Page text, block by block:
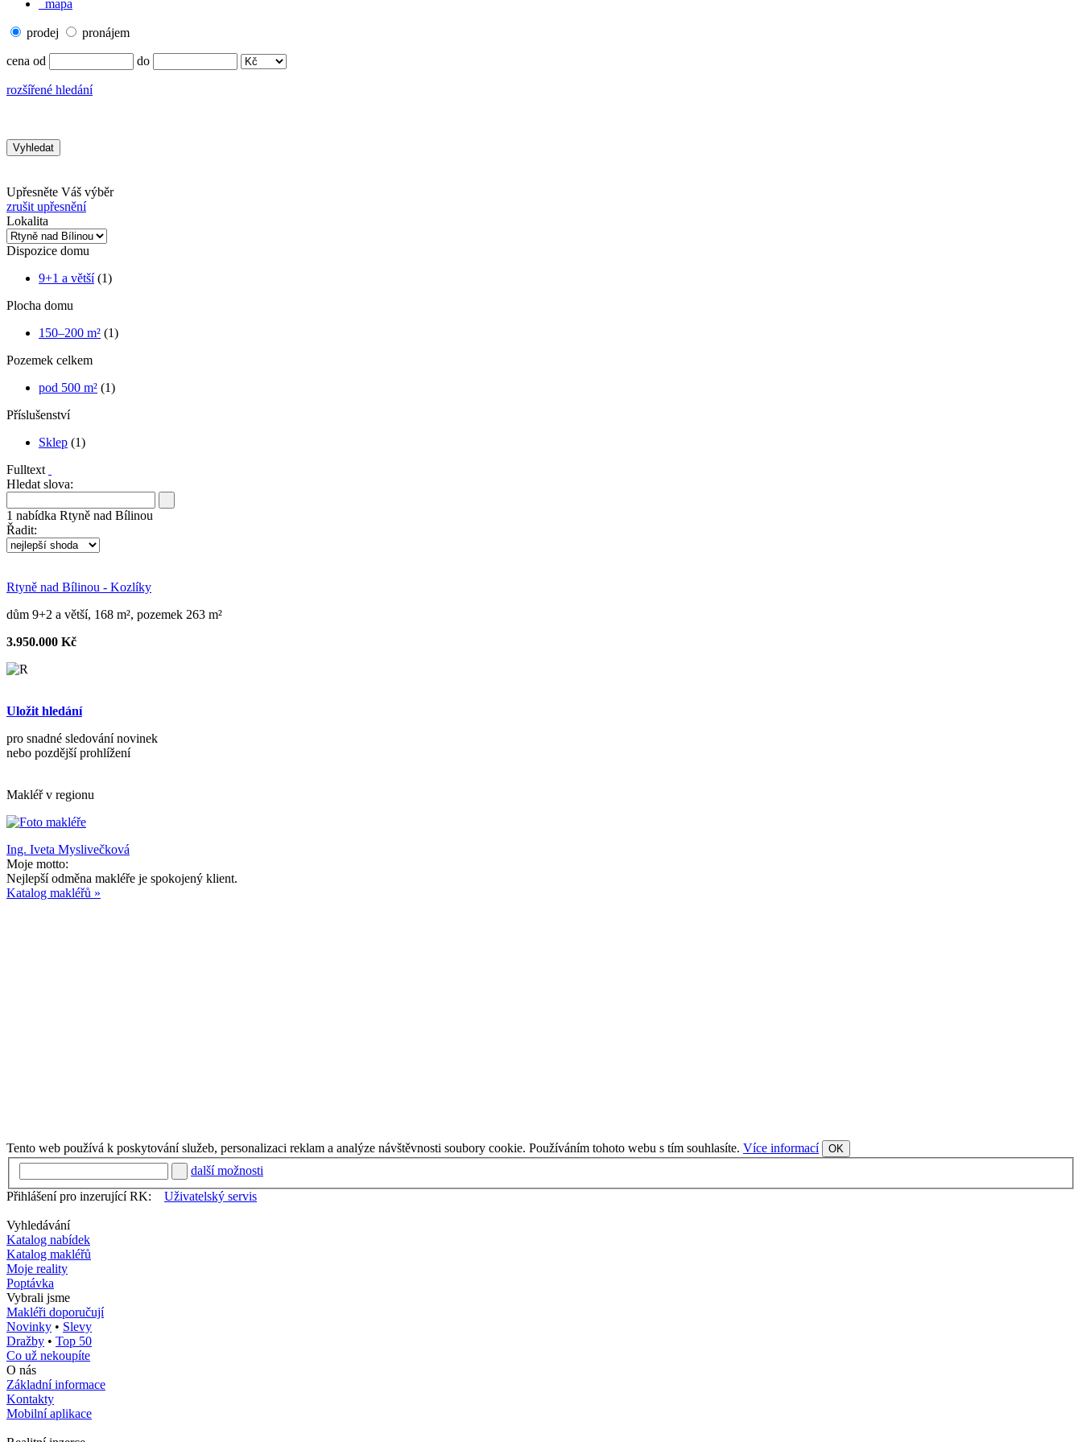
mapa
prodej pronájem
cena od do
rozšířené hledání
Upřesněte Váš výběr
zrušit upřesnění
Lokalita
Dispozice domu
9+1 a větší(1)
Plocha domu
150–200 m² (1)
Pozemek celkem
pod 500 m² (1)
Příslušenství
Sklep (1)
Fulltext
Hledat slova:
1 nabídka Rtyně nad Bílinou
Řadit:
Rtyně nad Bílinou - Kozlíky
dům 9+2 a větší, 168 m², pozemek 263 m²
3.950.000 Kč
Uložit hledání
pro snadné sledování novinek
nebo pozdější prohlížení
Makléř v regionu
Ing. Iveta Myslivečková
Moje motto:
Nejlepší odměna makléře je spokojený klient.
Katalog makléřů »
Tento web používá k poskytování služeb, personalizaci reklam a analýze návštěvnosti soubory cookie. Používáním tohoto webu s tím souhlasíte. Více informací OK
další možnosti
Přihlášení pro inzerující RK:
Uživatelský servis
Vyhledávání
Katalog nabídek
Katalog makléřů
Moje reality
Poptávka
Vybrali jsme
Makléři doporučují
Novinky • Slevy
Dražby • Top 50
Co už nekoupíte
O nás
Základní informace
Kontakty
Mobilní aplikace